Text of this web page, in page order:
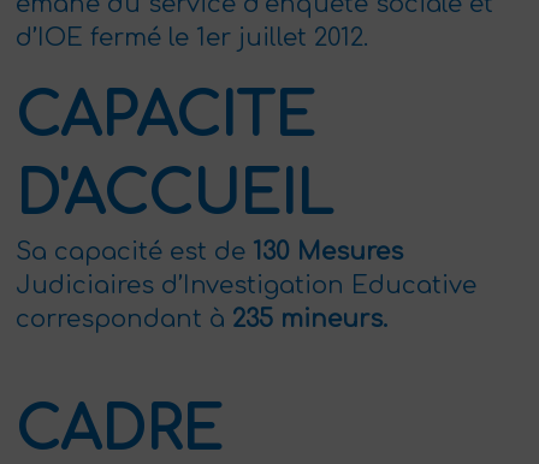
d’IOE fermé le 1er juillet 2012.
CAPACITE
D'ACCUEIL
Sa capacité est de 130 Mesures
Judiciaires d’Investigation Educative
correspondant à 235 mineurs.
CADRE